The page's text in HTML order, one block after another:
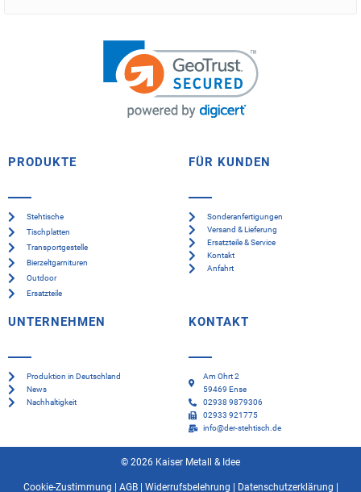
PRODUKTE
Stehtische
Tischplatten
Transportgestelle
Bierzeltgarnituren
Outdoor
Ersatzteile
FÜR KUNDEN
Sonderanfertigungen
Versand & Lieferung
Ersatzteile & Service
Kontakt
Anfahrt
UNTERNEHMEN
Produktion in Deutschland
News
Nachhaltigkeit
KONTAKT
Am Ohrt 2
59469 Ense
02938 9879306
02933 921775
info@der-stehtisch.de
© 2026 Kaiser Metall & Idee
Cookie-Zustimmung AGB| Widerrufsbelehrung Datenschutzerklärung